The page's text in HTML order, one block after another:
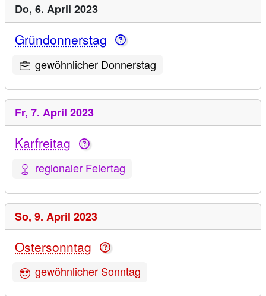
Do, 6. April 2023
Gründonnerstag
gewöhnlicher Donnerstag
Fr, 7. April 2023
Karfreitag
regionaler Feiertag
So, 9. April 2023
Ostersonntag
gewöhnlicher Sonntag